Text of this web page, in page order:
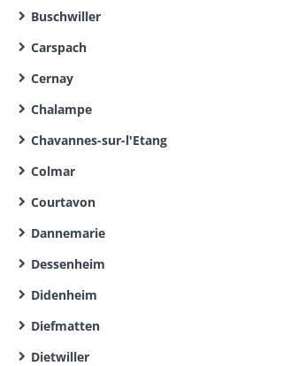
Buschwiller
Carspach
Cernay
Chalampe
Chavannes-sur-l'Etang
Colmar
Courtavon
Dannemarie
Dessenheim
Didenheim
Diefmatten
Dietwiller